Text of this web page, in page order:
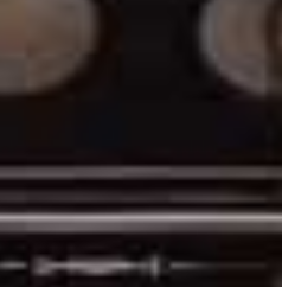
Ak sa zaoberáte technickou